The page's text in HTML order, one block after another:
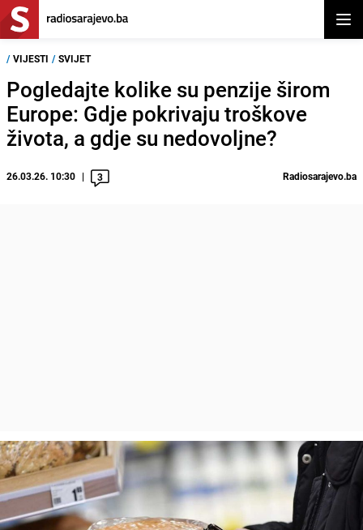
/ VIJESTI / SVIJET
Pogledajte kolike su penzije širom
Europe: Gdje pokrivaju troškove
života, a gdje su nedovoljne?
26.03.26. 10:30 3 Radiosarajevo.ba